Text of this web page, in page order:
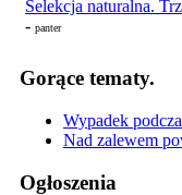
Selekcja naturalna.
- panter
Gorące tematy.
Wypadek
Nad zalewem
Ogłoszenia